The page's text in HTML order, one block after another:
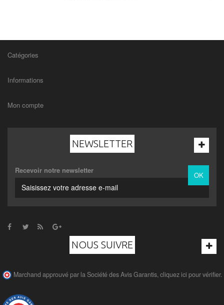
Catégories
Informations
Mon compte
NEWSLETTER
Recevoir notre newsletter
OK
NOUS SUIVRE
Marchand approuvé par la Société des Avis Garantis,cliquez ici pour vérifier.